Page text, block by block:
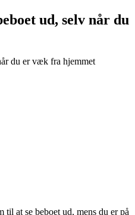
ud, selv når du
du er væk fra hjemmet
at se beboet ud, mens du er på